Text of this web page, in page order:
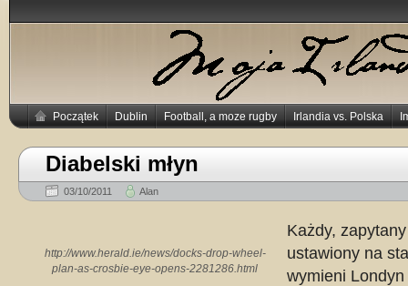
Początek Dublin Football, a moze rugby Irlandia vs. Polska
Diabelski młyn
03/10/2011 Alan
http://www.herald.ie/news/docks-drop-wheel-
plan-as-crosbie-eye-opens-2281286.html
Każdy,
ustawiony na
wymieni